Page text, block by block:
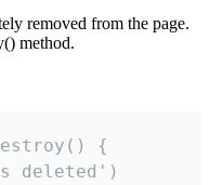
removed from the page.
method.
{
deleted')